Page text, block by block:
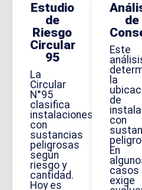
Estudio
de
Riesgo
Circular
95
La
Circular
N°95
clasifica
instalaciones
con
sustancias
peligrosas
según
riesgo y
cantidad.
Hoy es
de
Este
la
de
con
En
casos
exige